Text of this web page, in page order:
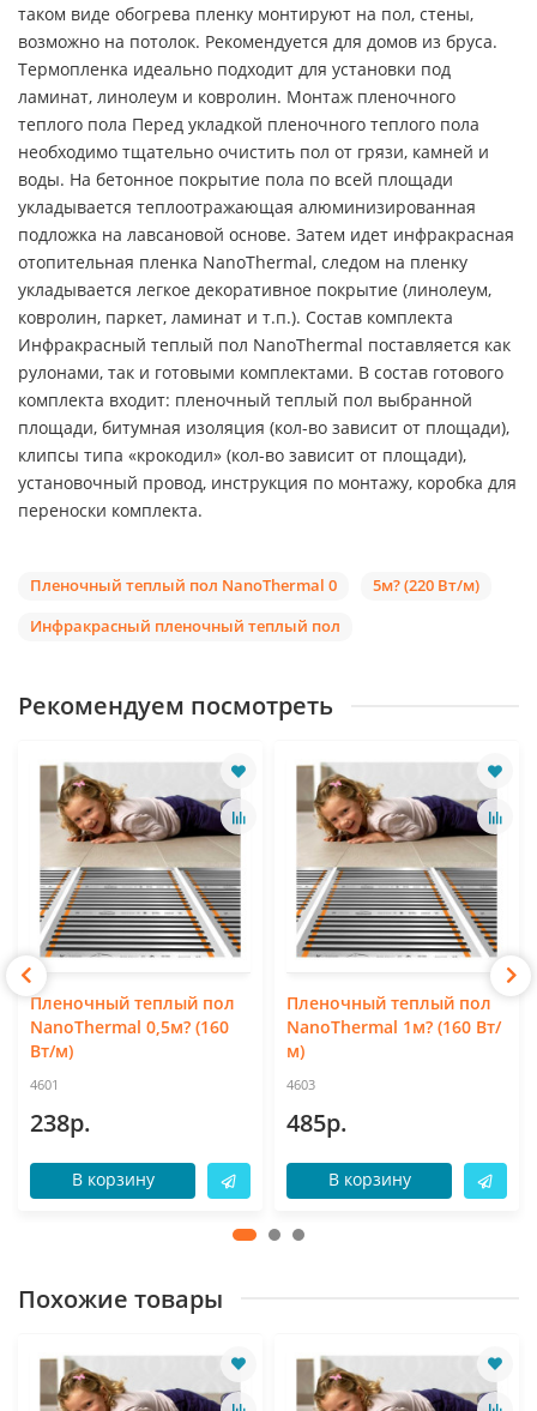
таком виде обогрева пленку монтируют на пол, стены,
возможно на потолок. Рекомендуется для домов из бруса.
Термопленка идеально подходит для установки под
ламинат, линолеум и ковролин. Монтаж пленочного
теплого пола Перед укладкой пленочного теплого пола
необходимо тщательно очистить пол от грязи, камней и
воды. На бетонное покрытие пола по всей площади
укладывается теплоотражающая алюминизированная
подложка на лавсановой основе. Затем идет инфракрасная
отопительная пленка NanoThermal, следом на пленку
укладывается легкое декоративное покрытие (линолеум,
ковролин, паркет, ламинат и т.п.). Состав комплекта
Инфракрасный теплый пол NanoThermal поставляется как
рулонами, так и готовыми комплектами. В состав готового
комплекта входит: пленочный теплый пол выбранной
площади, битумная изоляция (кол-во зависит от площади),
клипсы типа «крокодил» (кол-во зависит от площади),
установочный провод, инструкция по монтажу, коробка для
переноски комплекта.
Пленочный теплый пол NanoThermal 0
5м? (220 Вт/м)
Инфракрасный пленочный теплый пол
Рекомендуем посмотреть
Пленочный теплый пол
NanoThermal 0,5м? (160
Вт/м)
4601
238р.
В корзину
Пленочный теплый пол
NanoThermal 1м? (160 Вт/
м)
4603
485р.
В корзину
Похожие товары